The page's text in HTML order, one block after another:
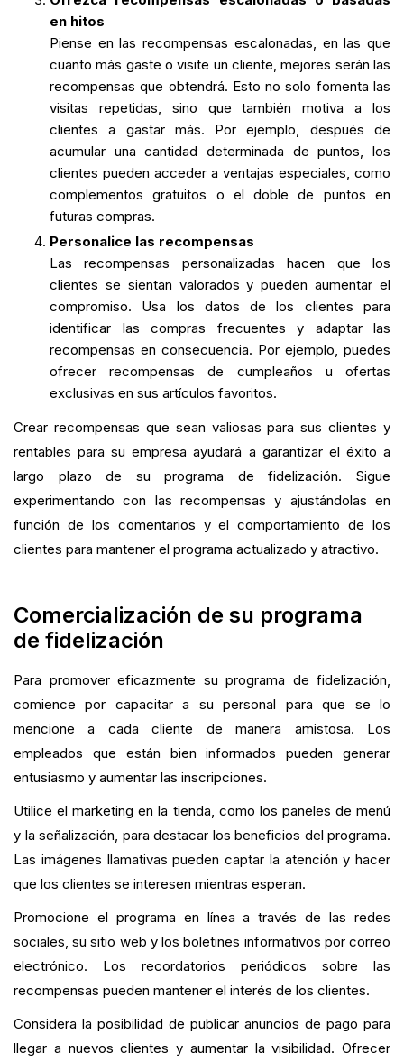
en hitos
Piense en las recompensas escalonadas, en las que
cuanto más gaste o visite un cliente, mejores serán las
recompensas que obtendrá. Esto no solo fomenta las
visitas repetidas, sino que también motiva a los
clientes a gastar más. Por ejemplo, después de
acumular una cantidad determinada de puntos, los
clientes pueden acceder a ventajas especiales, como
complementos gratuitos o el doble de puntos en
futuras compras.
Personalice las recompensas
Las recompensas personalizadas hacen que los
clientes se sientan valorados y pueden aumentar el
compromiso. Usa los datos de los clientes para
identificar las compras frecuentes y adaptar las
recompensas en consecuencia. Por ejemplo, puedes
ofrecer recompensas de cumpleaños u ofertas
exclusivas en sus artículos favoritos.
Crear recompensas que sean valiosas para sus clientes y
rentables para su empresa ayudará a garantizar el éxito a
largo plazo de su programa de fidelización. Sigue
experimentando con las recompensas y ajustándolas en
función de los comentarios y el comportamiento de los
clientes para mantener el programa actualizado y atractivo.
Comercialización de su programa
de fidelización
Para promover eficazmente su programa de fidelización,
comience por capacitar a su personal para que se lo
mencione a cada cliente de manera amistosa. Los
empleados que están bien informados pueden generar
entusiasmo y aumentar las inscripciones.
Utilice el marketing en la tienda, como los paneles de menú
y la señalización, para destacar los beneficios del programa.
Las imágenes llamativas pueden captar la atención y hacer
que los clientes se interesen mientras esperan.
Promocione el programa en línea a través de las redes
sociales, su sitio web y los boletines informativos por correo
electrónico. Los recordatorios periódicos sobre las
recompensas pueden mantener el interés de los clientes.
Considera la posibilidad de publicar anuncios de pago para
llegar a nuevos clientes y aumentar la visibilidad. Ofrecer